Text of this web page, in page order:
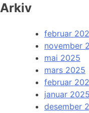
Arkiv
februar
november
mai 2025
mars 2025
februar
januar 2025
desember